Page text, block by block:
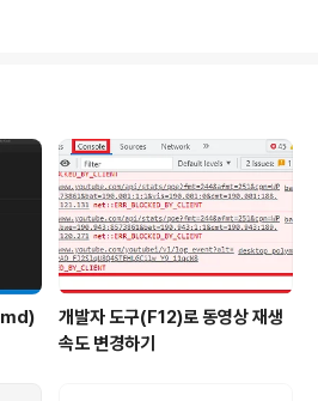
명령어를 통해 한번 확인을 하고..
개발자 도구(F12)로 동영상 재생
속도 변경하기